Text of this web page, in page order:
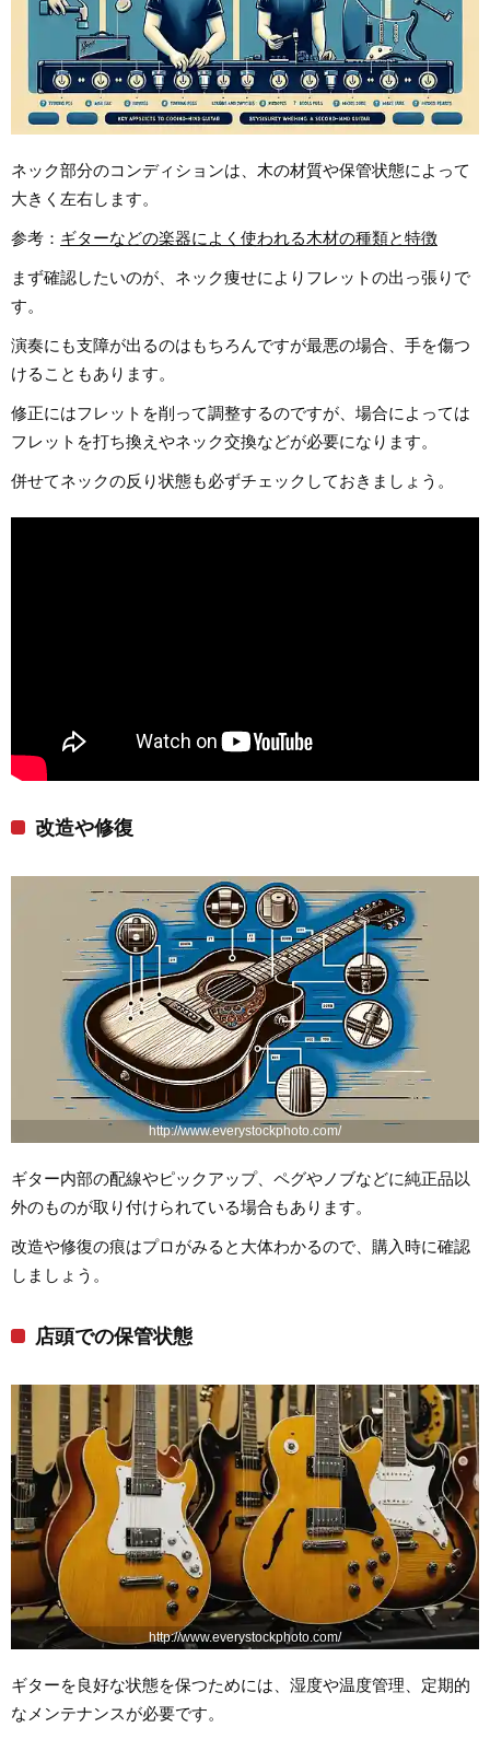
ネック部分のコンディションは、木の材質や保管状態によって
大きく左右します。
参考： ギターなどの楽器によく使われる木材の種類と特徴
まず確認したいのが、ネック痩せによりフレットの出っ張りで
す。
演奏にも支障が出るのはもちろんですが最悪の場合、手を傷つ
けることもあります。
修正にはフレットを削って調整するのですが、場合によっては
フレットを打ち換えやネック交換などが必要になります。
併せてネックの反り状態も必ずチェックしておきましょう。
改造や修復
http://www.everystockphoto.com/
ギター内部の配線やピックアップ、ペグやノブなどに純正品以
外のものが取り付けられている場合もあります。
改造や修復の痕はプロがみると大体わかるので、購入時に確認
しましょう。
店頭での保管状態
http://www.everystockphoto.com/
ギターを良好な状態を保つためには、湿度や温度管理、定期的
なメンテナンスが必要です。